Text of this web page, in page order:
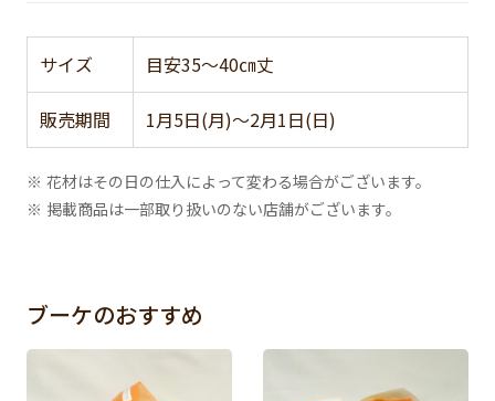
サイズ 目安35～40㎝丈
販売期間 1月5日(月)～2月1日(日)
※ 花材はその日の仕入によって変わる場合がございます。
※ 掲載商品は一部取り扱いのない店舗がございます。
ブーケのおすすめ